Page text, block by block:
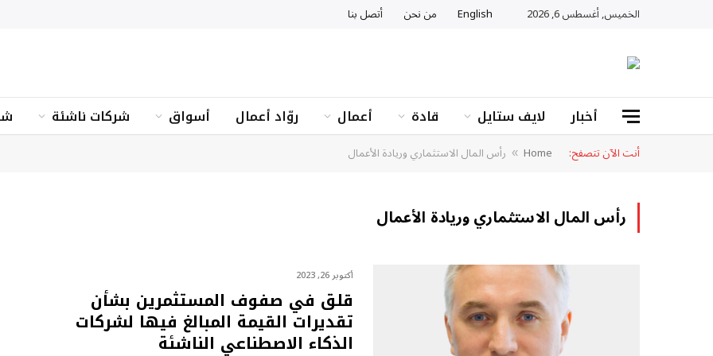
الخميس, أغسطس 6, 2026 English من نحن أتصل بنا
أخبار لايف ستايل قادة أعمال روّاد أعمال أسواق شركات ناشئة
أنت الآن تتصفح: Home
» رأس المال الاستثماري وريادة الأعمال
رأس المال الاستثماري وريادة الأعمال
أكتوبر 26, 2023
قلق في صفوف المستثمرين بشأن
تقديرات القيمة المبالغ فيها لشركات
الذكاء الاصطناعي الناشئة